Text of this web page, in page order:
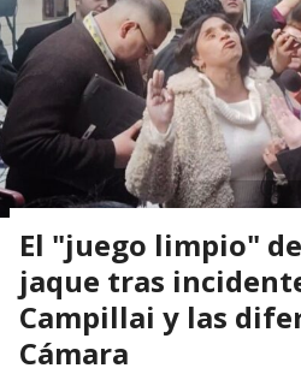
El "juego limpio"
jaque tras
Campillai y las
Cámara